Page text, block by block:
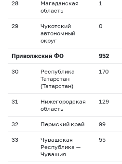
28
Магаданская
область
1
29
Чукотский
автономный
округ
0
Приволжский ФО 952
30
Республика
Татарстан
(Татарстан)
170
31
Нижегородская
область
129
32 Пермский край 99
33
Чувашская
Республика —
Чувашия
55